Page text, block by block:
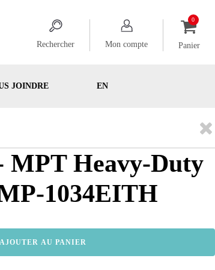
Rechercher Mon compte Panier
JOINDRE EN
MPT Heavy-Duty
1034EITH
AJOUTER AU PANIER